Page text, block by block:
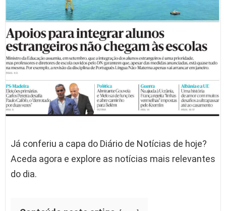
Já conferiu a capa do Diário de Notícias de hoje?
Aceda agora e explore as notícias mais relevantes
do dia.